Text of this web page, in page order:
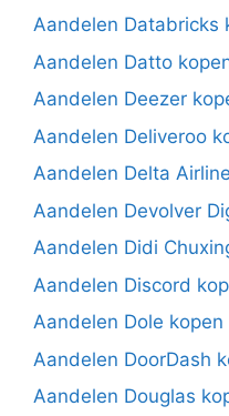
Aandelen Databricks
Aandelen Datto
Aandelen Deezer
Aandelen Deliveroo
Aandelen Delta
Aandelen Devolver
Aandelen Didi
Aandelen Discord
Aandelen Dole kopen
Aandelen DoorDash
Aandelen Douglas